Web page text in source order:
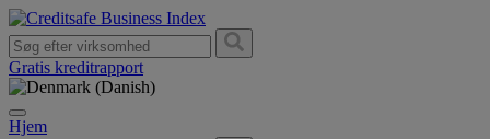
Gratis kreditrapport
Hjem